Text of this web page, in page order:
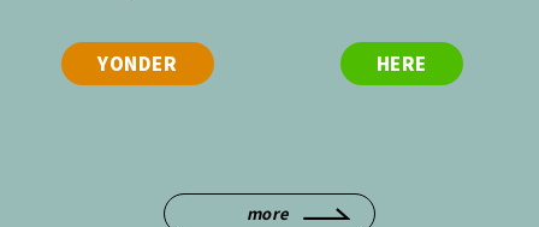
YONDER HERE
more